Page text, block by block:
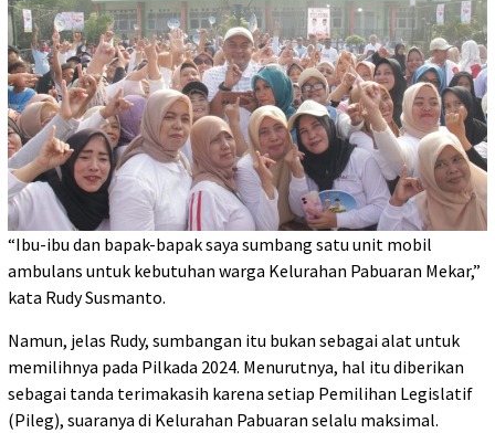
“Ibu-ibu dan bapak-bapak saya sumbang satu unit mobil
ambulans untuk kebutuhan warga Kelurahan Pabuaran Mekar,”
kata Rudy Susmanto.
Namun, jelas Rudy, sumbangan itu bukan sebagai alat untuk
memilihnya pada Pilkada 2024. Menurutnya, hal itu diberikan
sebagai tanda terimakasih karena setiap Pemilihan Legislatif
(Pileg), suaranya di Kelurahan Pabuaran selalu maksimal.